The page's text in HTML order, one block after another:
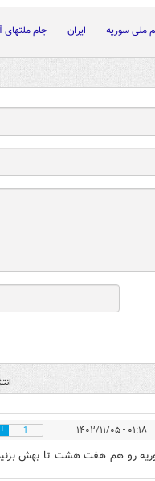
ملی سوریه ایران جام ملتهای
۰۱:۱۸ - ۱۴۰۲/۱۱/۰۵ 1
سوریه رو هم هفت هشت تا بهش